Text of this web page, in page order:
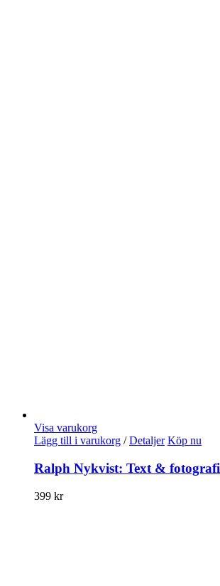
Visa varukorg
Lägg till i varukorg / Detaljer Köp nu
Ralph Nykvist: Text & fotografi
399 kr